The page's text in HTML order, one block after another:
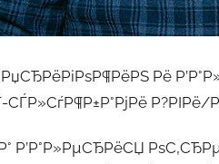
Рё
Р?РІРё/
Р’Р°Р»РµСЂРёСЏ